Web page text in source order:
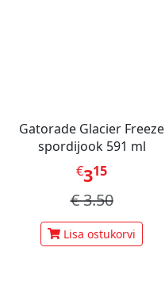
Gatorade Glacier Freeze
spordijook 591 ml
€315
€3.50
Lisa ostukorvi